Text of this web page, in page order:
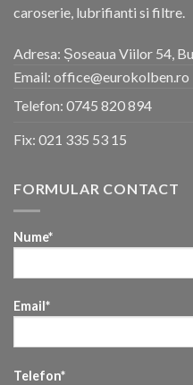
caroserie, lubrifianti si filtre.
Adresa: Șoseaua Viilor 54,
Email: office@eurokolben.ro
Telefon: 0745 820 894
Fix: 021 335 53 15
FORMULAR CONTACT
Nume*
Email*
Telefon*